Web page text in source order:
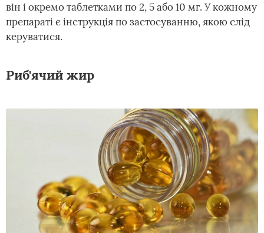
він і окремо таблетками по 2, 5 або 10 мг. У кожному
препараті є інструкція по застосуванню, якою слід
керуватися.
Риб'ячий жир